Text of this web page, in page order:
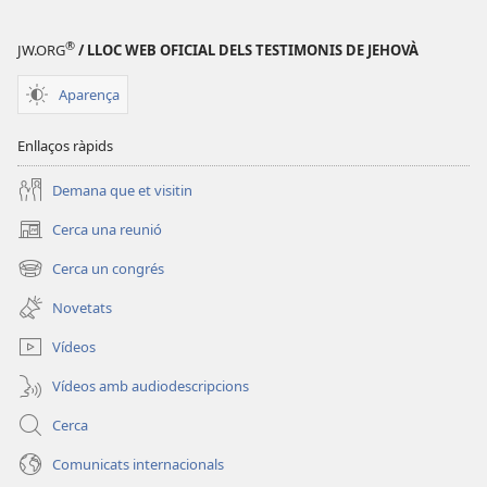
JW.ORG® / LLOC WEB OFICIAL DELS TESTIMONIS DE JEHOVÀ
Aparença
Enllaços ràpids
Demana que et visitin
Cerca una reunió
(obre
una
finestra
nova)
Cerca un congrés
(obre
una
finestra
nova)
Novetats
Vídeos
Vídeos amb audiodescripcions
Cerca
Comunicats internacionals